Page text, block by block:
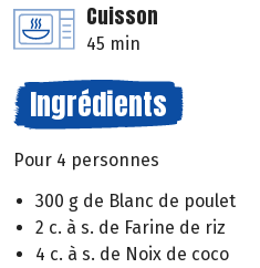
Cuisson
45 min
Ingrédients
Pour 4 personnes
300 g de Blanc de poulet
2 c. à s. de Farine de riz
4 c. à s. de Noix de coco